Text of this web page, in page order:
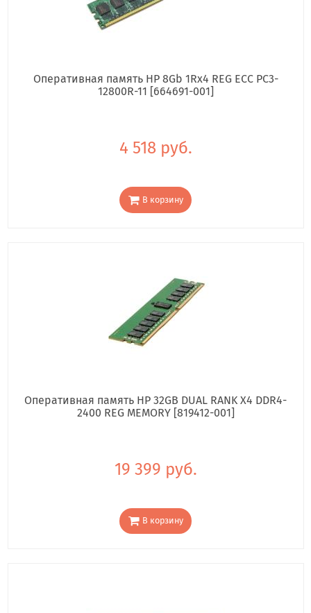
Оперативная память HP 8Gb 1Rx4 REG ECC PC3-
12800R-11 [664691-001]
4 518 руб.
В корзину
Оперативная память HP 32GB DUAL RANK X4 DDR4-
2400 REG MEMORY [819412-001]
19 399 руб.
В корзину